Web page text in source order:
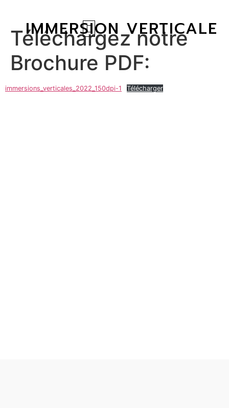
IMMERSION VERTICALE
Téléchargez notre
Brochure PDF:
immersions_verticales_2022_150dpi-1 Télécharger